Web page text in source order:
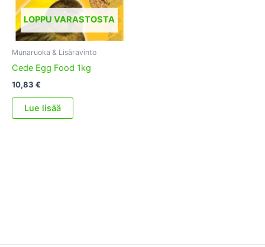
LOPPU VARASTOSTA
Munaruoka & Lisäravinto
Cede Egg Food 1kg
10,83 €
Lue lisää